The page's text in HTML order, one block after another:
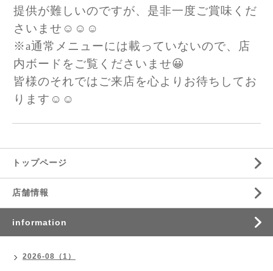
提供が難しいのですが、是非一度ご賞味くだ
さいませ☺️☺️☺️
※a通常メニューには載っていないので、店
内ボードをご覧くださいませ😀
皆様のそれではご来店を心よりお待ちしてお
ります☺️☺️
トップページ
店舗情報
information
2026-08（1）